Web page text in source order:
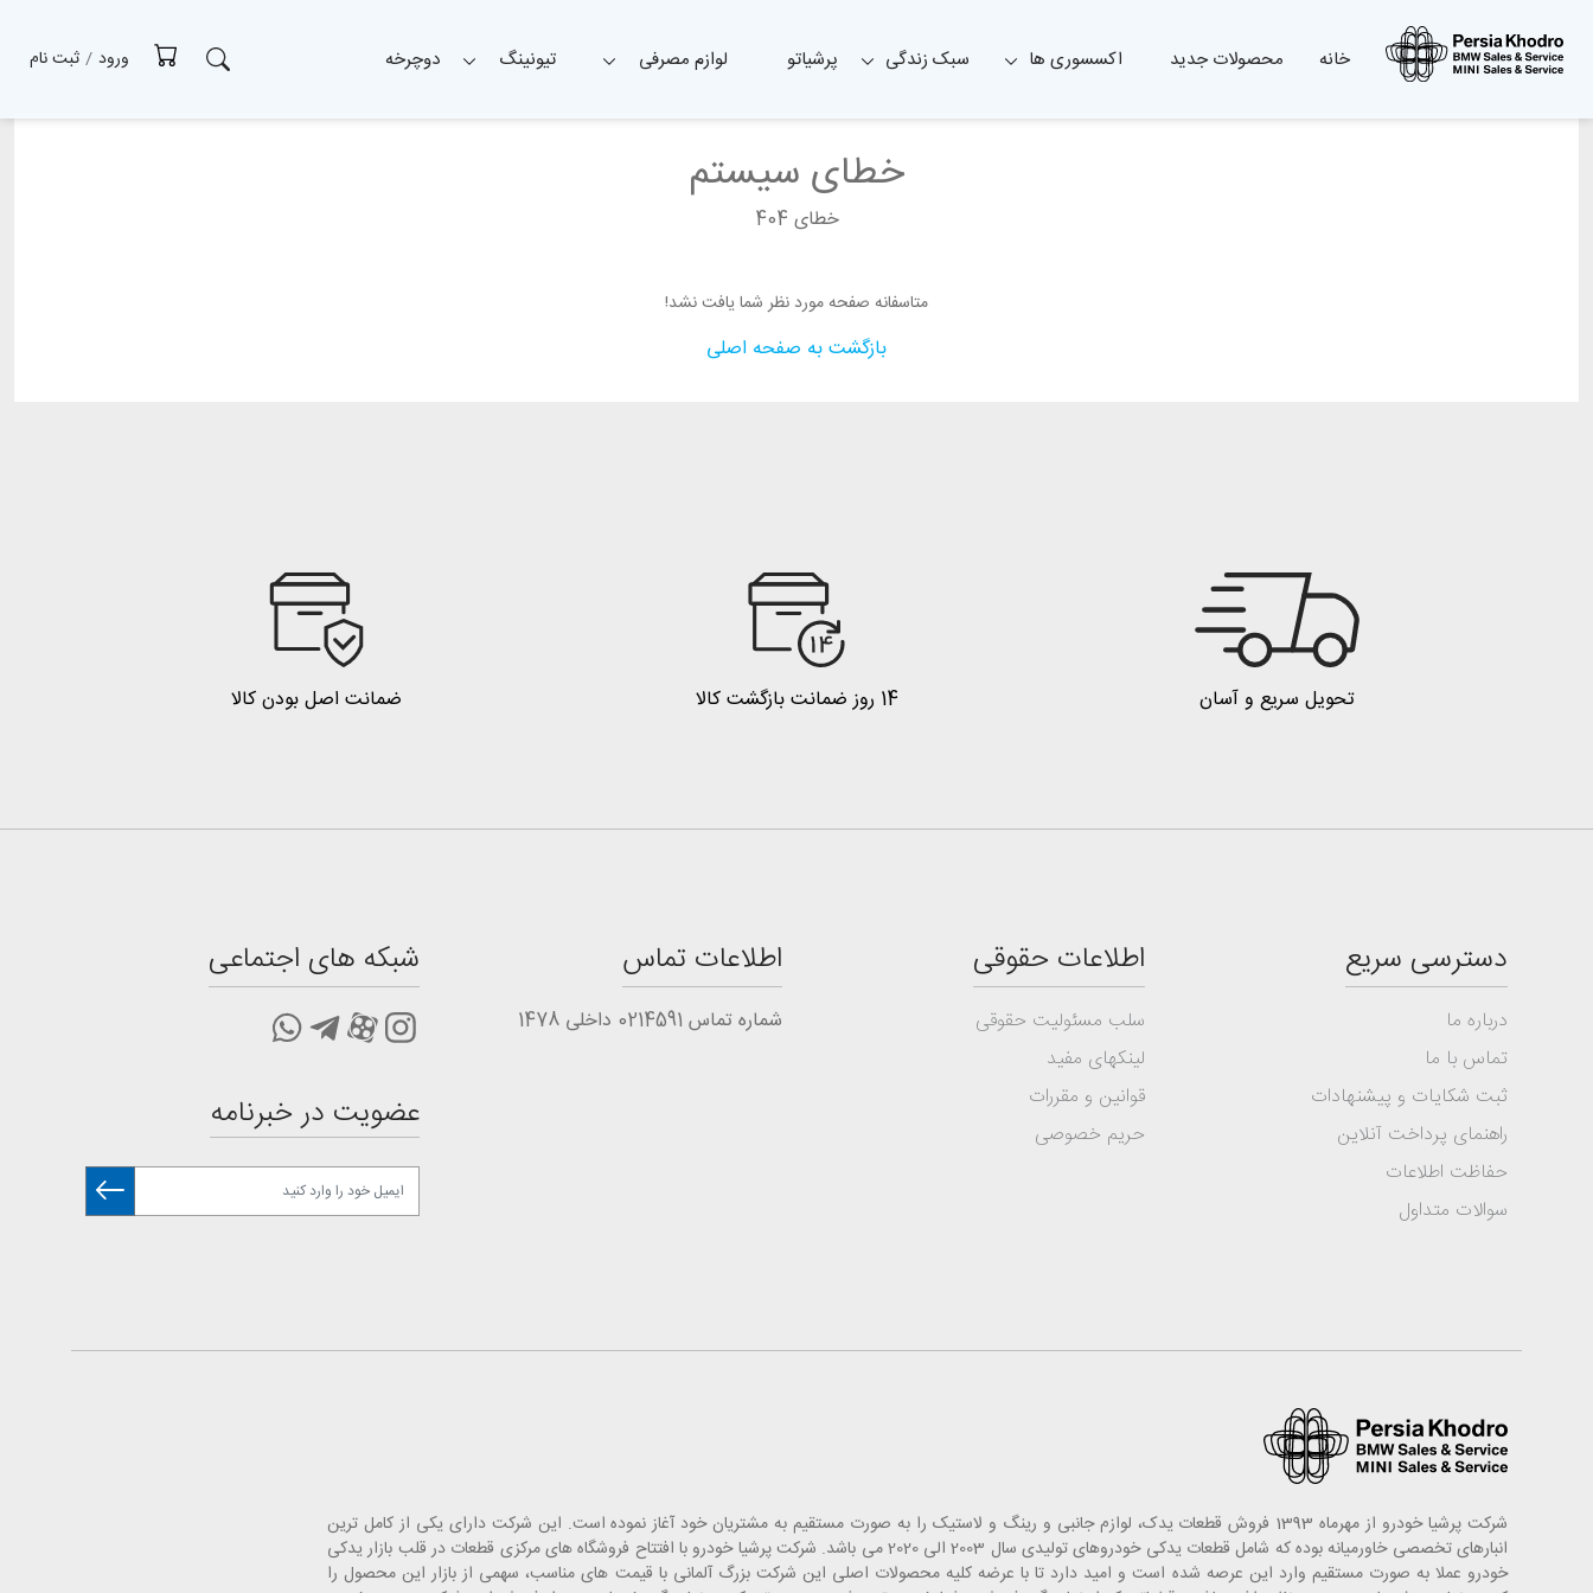
خانه محصولات جدید اکسسوری ها سبک زندگی پرشیاتو لوازم مصرفی تیونینگ دوچرخه ورود / ثبت نام
خطای سیستم
خطای 404
متاسفانه صفحه مورد نظر شما یافت نشد!
بازگشت به صفحه اصلی
تحویل سریع و آسان 14 روز ضمانت بازگشت کالا ضمانت اصل بودن کالا
دسترسی سریع
درباره ما
تماس با ما
ثبت شکایات و پیشنهادات
راهنمای پرداخت آنلاین
حفاظت اطلاعات
سوالات متداول
اطلاعات حقوقی
سلب مسئولیت حقوقی
لینکهای مفید
قوانین و مقررات
حریم خصوصی
اطلاعات تماس
شماره تماس 0214591 داخلی 1478
شبکه های اجتماعی
عضویت در خبرنامه
شرکت پرشیا خودرو از مهرماه 1393 فروش قطعات یدک، لوازم جانبی و رینگ و لاستیک را به صورت مستقیم به مشتریان خود آغاز نموده است. این شرکت دارای یکی از کامل ترین
انبارهای تخصصی خاورمیانه بوده که شامل قطعات یدکی خودروهای تولیدی سال 2003 الی 2020 می باشد. شرکت پرشیا خودرو با افتتاح فروشگاه های مرکزی قطعات در قلب بازار یدکی
خودرو عملا به صورت مستقیم وارد این عرصه شده است و امید دارد تا با عرضه کلیه محصولات اصلی این شرکت بزرگ آلمانی با قیمت های مناسب، سهمی از بازار این محصول را